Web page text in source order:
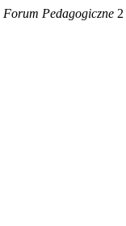
Forum Pedagogiczne